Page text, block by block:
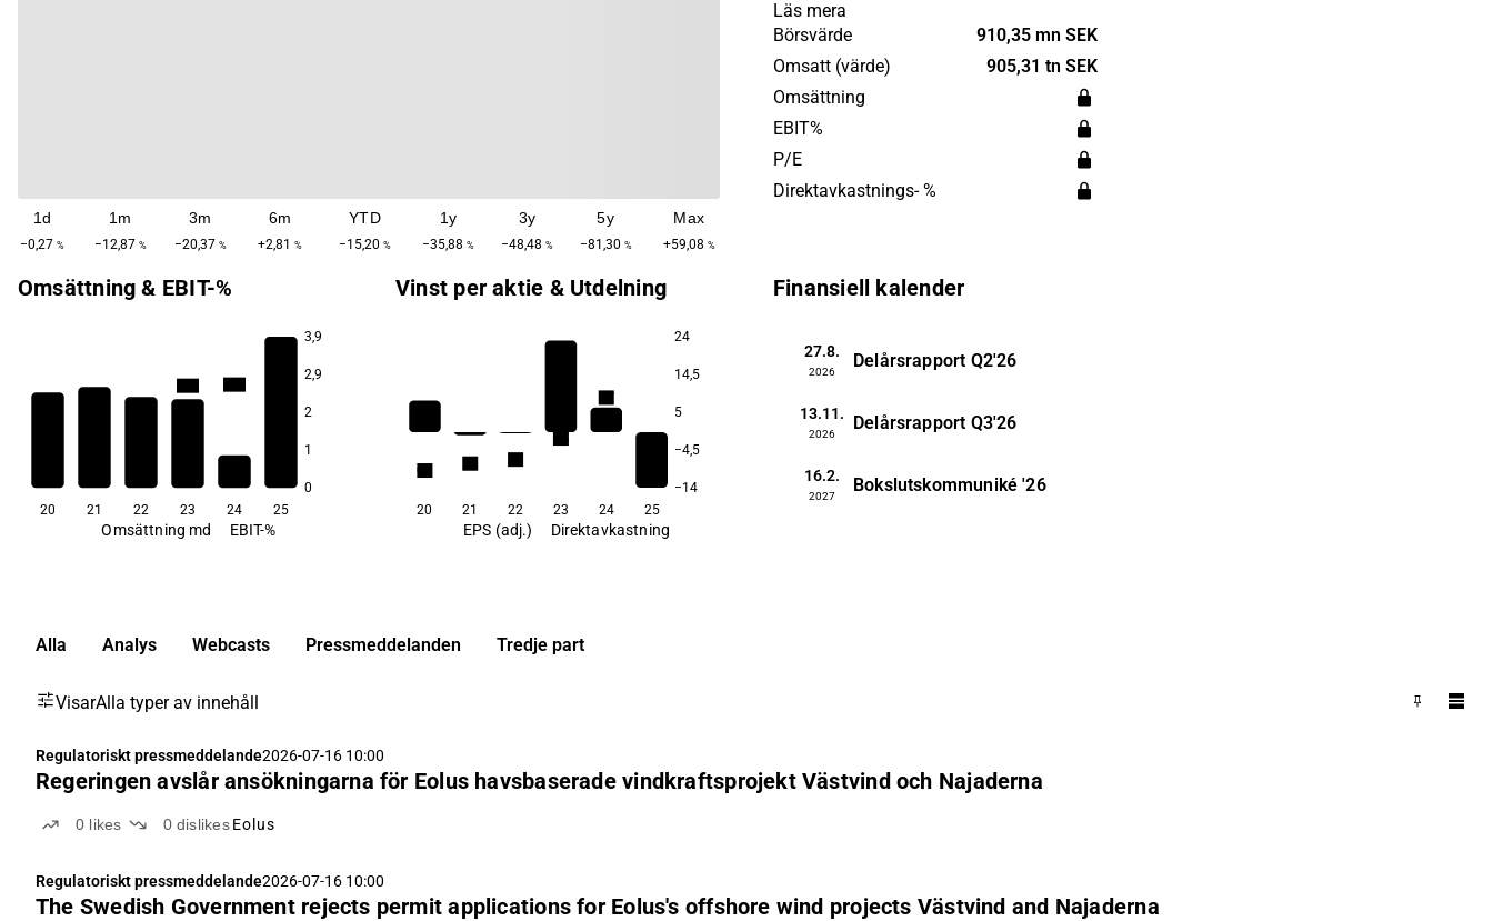
1d
−0,27 %
1m
−12,87 %
3m
−20,37 %
6m
+2,81 %
YTD
−15,20 %
1y
−35,88 %
3y
−48,48 %
5y
−81,30 %
Max
+59,08 %
och deras projektportfölj innehåller GW
vind-, sol- och energilagringsprojekt.
Bolagets tjänster erbjuds i Norden,
Baltikum, Polen och USA.
Huvudkontoret ligger i Hässleholm.
Läs mera
Börsvärde
910,35 mn SEK
Omsatt (värde)
905,31 tn SEK
Omsättning
EBIT%
P/E
Direktavkastnings- %
Omsättning & EBIT-%
3,9
2,9
2
1
0
20 21 22 23 24 25
Omsättning md EBIT-%
Vinst per aktie & Utdelning
24
14,5
5
−4,5
−14
0,8
4,7
20 21 22 23 24 25
EPS (adj.) Direktavkastning
Finansiell kalender
27.8.
2026
Delårsrapport Q2'26
13.11.
2026
Delårsrapport Q3'26
16.2.
2027
Bokslutskommuniké '26
Alla Analys Webcasts Pressmeddelanden Tredje part
VisarAlla typer av innehåll
Regulatoriskt pressmeddelande2026-07-16 10:00
Regeringen avslår ansökningarna för Eolus havsbaserade vindkraftsprojekt Västvind och Najaderna
0 likes 0 dislikes Eolus
Regulatoriskt pressmeddelande2026-07-16 10:00
The Swedish Government rejects permit applications for Eolus's offshore wind projects Västvind and Najaderna